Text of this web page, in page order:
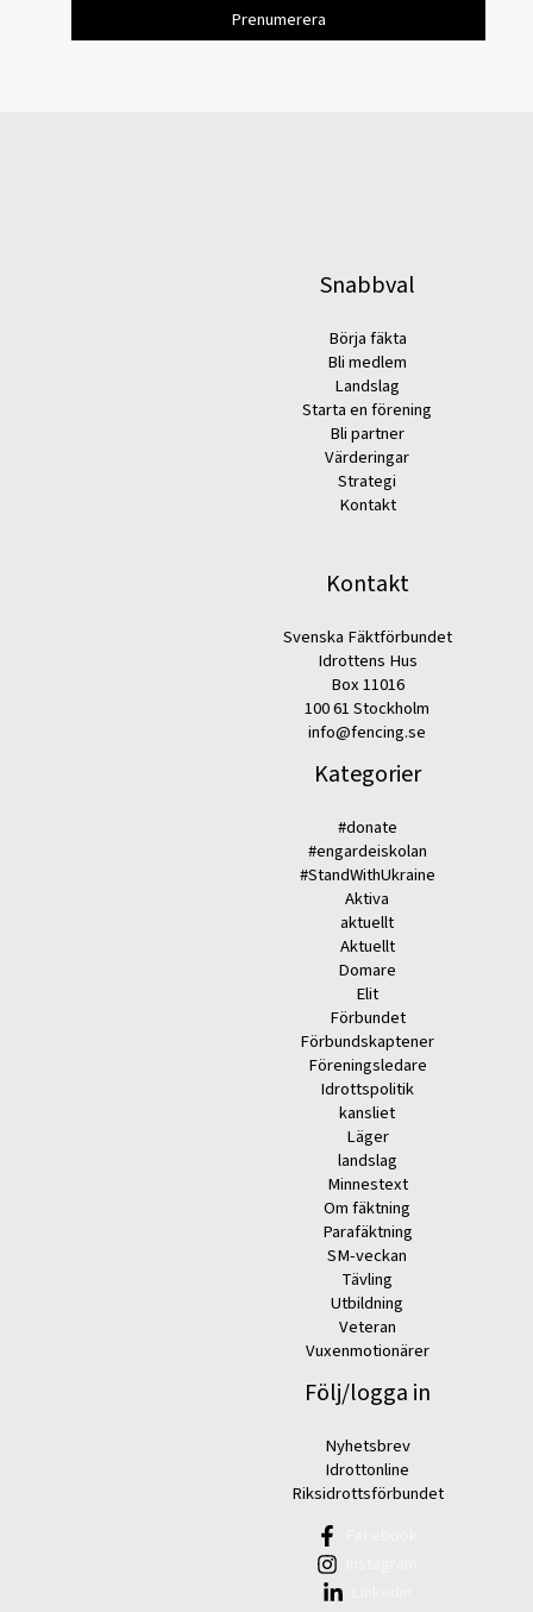
Snabbval
Börja fäkta
Bli medlem
Landslag
Starta en förening
Bli partner
Värderingar
Strategi
Kontakt
Kontakt
Svenska Fäktförbundet
Idrottens Hus
Box 11016
100 61 Stockholm
info@fencing.se
Kategorier
#donate
#engardeiskolan
#StandWithUkraine
Aktiva
aktuellt
Aktuellt
Domare
Elit
Förbundet
Förbundskaptener
Föreningsledare
Idrottspolitik
kansliet
Läger
landslag
Minnestext
Om fäktning
Parafäktning
SM-veckan
Tävling
Utbildning
Veteran
Vuxenmotionärer
Följ/logga in
Nyhetsbrev
Idrottonline
Riksidrottsförbundet